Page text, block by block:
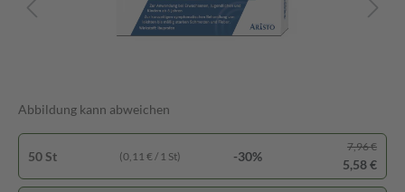
Abbildung kann abweichen
50 St (0,11 € / 1 St) -30%
7,96 €
5,58 €